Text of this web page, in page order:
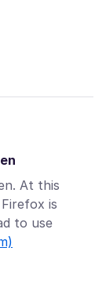
At this
is
to use